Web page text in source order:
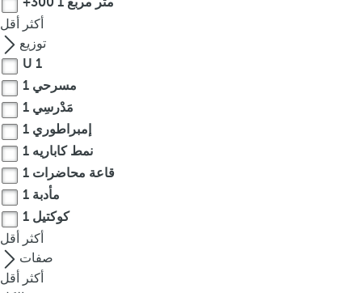
e
y
t
o
n
a
v
i
g
a
e
o
أكثر
أقل
توزيع
U 1
مسرحي 1
مَدْرسِي 1
إمبراطوري 1
نمط كاباريه 1
قاعة محاضرات 1
مأدبة 1
كوكتيل 1
أكثر
أقل
صفات
أكثر
أقل